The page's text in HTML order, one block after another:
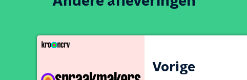
Vorige